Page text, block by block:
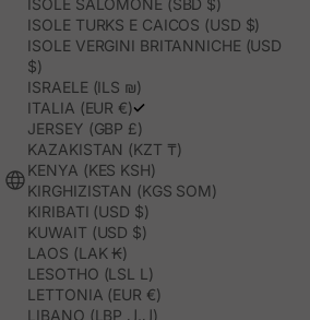
ISOLE SALOMONE (SBD $)
ISOLE TURKS E CAICOS (USD $)
ISOLE VERGINI BRITANNICHE (USD
$)
ISRAELE (ILS ₪)
ITALIA (EUR €)
JERSEY (GBP £)
KAZAKISTAN (KZT ₸)
KENYA (KES KSH)
KIRGHIZISTAN (KGS SOM)
KIRIBATI (USD $)
KUWAIT (USD $)
LAOS (LAK ₭)
LESOTHO (LSL L)
LETTONIA (EUR €)
LIBANO (LBP ل.ل)